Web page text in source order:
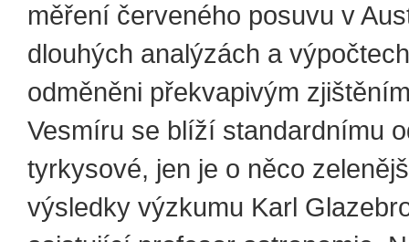
měření červeného posuvu v
dlouhých analýzách a
odměněni překvapivým
Vesmíru se blíží standardnímu
tyrkysové, jen je o něco
výsledky výzkumu Karl